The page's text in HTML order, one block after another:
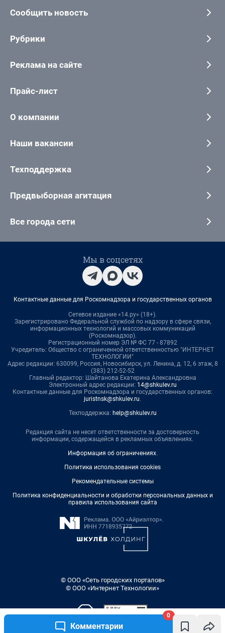
Комментарии
0
Сообщить новость
Рубрики
Реклама на сайте
Прайс-лист
О компании
Наши вакансии
Техподдержка
Предвыборная агитация
Все города сети
Мы в соцсетях
Контактные данные для Роскомнадзора и государственных органов
Сетевое издание «14.ру» (18+).
Зарегистрировано Федеральной службой по надзору в сфере связи,
информационных технологий и массовых коммуникаций
(Роскомнадзор).
Регистрационный номер ЭЛ № ФС 77 - 87892
Учредитель: Общество с ограниченной ответственностью "ИНТЕРНЕТ
ТЕХНОЛОГИИ"
Адрес редакции: 630099, Россия, Новосибирск, ул. Ленина, д. 12, 6 этаж, 8
(383) 212-52-52
Главный редактор: Шайтанова Екатерина Александровна
Электронный адрес редакции: 14@shkulev.ru
Контактные данные для Роскомнадзора и государственных органов:
juristnsk@shkulev.ru.
Техподдержка: help@shkulev.ru
Редакция сайта не несет ответственности за достоверность
информации, содержащейся в рекламных объявлениях.
Информация об ограничениях.
Политика использования cookies
Рекомендательные системы
Политика конфиденциальности и обработки персональных данных и
правила использования сайта
© ООО «Сеть городских порталов»
© ООО «Интернет Технологии»